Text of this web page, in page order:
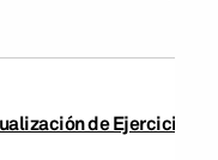
de Ejercicio: